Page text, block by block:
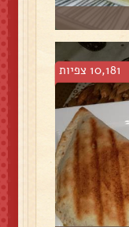
10,181 צפיות